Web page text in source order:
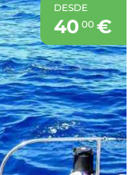
DESDE
40 00€